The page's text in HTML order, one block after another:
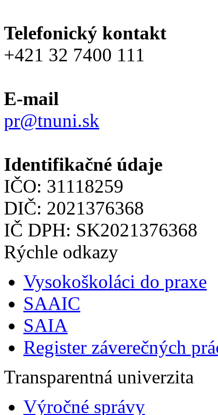
Telefonický kontakt
+421 32 7400 111
E-mail
pr@tnuni.sk
Identifikačné údaje
IČO: 31118259
DIČ: 2021376368
IČ DPH: SK2021376368
Rýchle odkazy
Vysokoškoláci do praxe
SAAIC
SAIA
Register záverečných
Transparentná univerzita
Výročné správy